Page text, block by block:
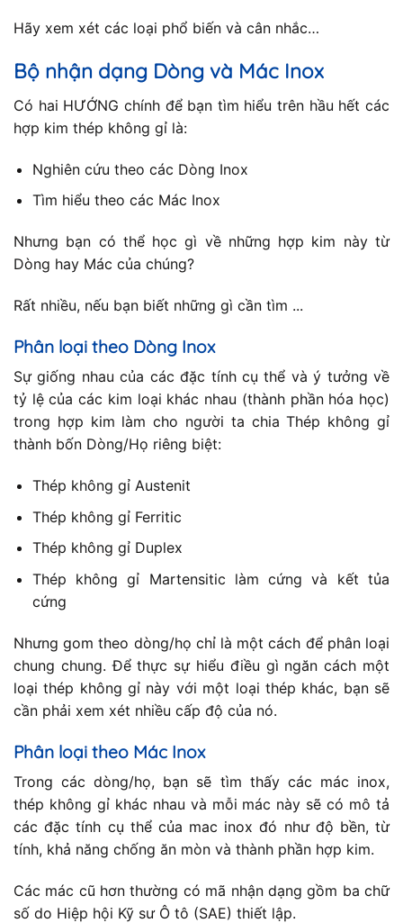
Hãy xem xét các loại phổ biến và cân nhắc…
Bộ nhận dạng Dòng và Mác Inox
Có hai HƯỚNG chính để bạn tìm hiểu trên hầu hết các
hợp kim thép không gỉ là:
Nghiên cứu theo các Dòng Inox
Tìm hiểu theo các Mác Inox
Nhưng bạn có thể học gì về những hợp kim này từ
Dòng hay Mác của chúng?
Rất nhiều, nếu bạn biết những gì cần tìm ...
Phân loại theo Dòng Inox
Sự giống nhau của các đặc tính cụ thể và ý tưởng về
tỷ lệ của các kim loại khác nhau (thành phần hóa học)
trong hợp kim làm cho người ta chia Thép không gỉ
thành bốn Dòng/Họ riêng biệt:
Thép không gỉ Austenit
Thép không gỉ Ferritic
Thép không gỉ Duplex
Thép không gỉ Martensitic làm cứng và kết tủa
cứng
Nhưng gom theo dòng/họ chỉ là một cách để phân loại
chung chung. Để thực sự hiểu điều gì ngăn cách một
loại thép không gỉ này với một loại thép khác, bạn sẽ
cần phải xem xét nhiều cấp độ của nó.
Phân loại theo Mác Inox
Trong các dòng/họ, bạn sẽ tìm thấy các mác inox,
thép không gỉ khác nhau và mỗi mác này sẽ có mô tả
các đặc tính cụ thể của mac inox đó như độ bền, từ
tính, khả năng chống ăn mòn và thành phần hợp kim.
Các mác cũ hơn thường có mã nhận dạng gồm ba chữ
số do Hiệp hội Kỹ sư Ô tô (SAE) thiết lập.